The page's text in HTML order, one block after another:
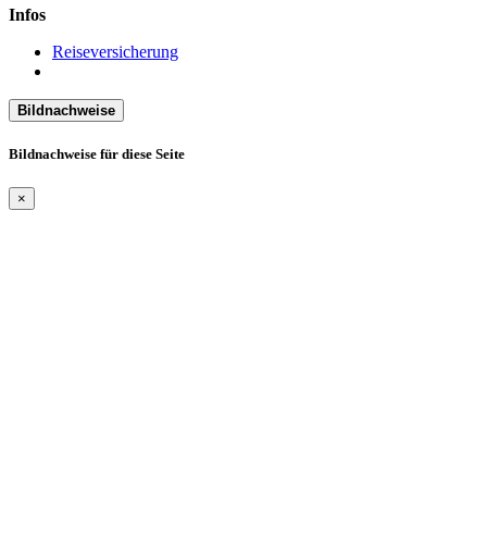
Infos
Reiseversicherung
Bildnachweise
Bildnachweise für diese Seite
×